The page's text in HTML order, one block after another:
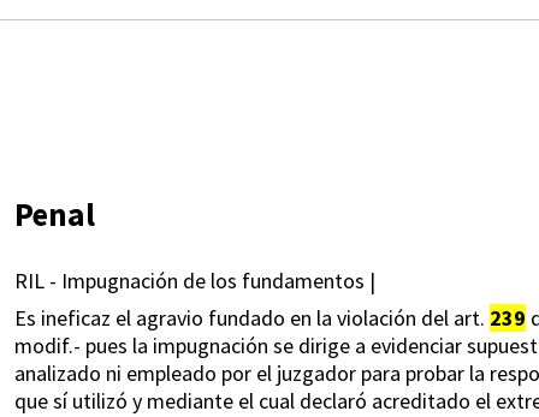
Penal
RIL - Impugnación de los fundamentos |
Es ineficaz el agravio fundado en la violación del art. 239
modif.- pues la impugnación se dirige a evidenciar
analizado ni empleado por el juzgador para probar la
que sí utilizó y mediante el cual declaró acreditado el